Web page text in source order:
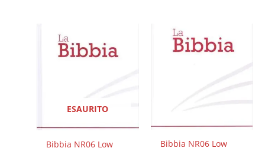
ESAURITO
Bibbia NR06 Low
Bibbia NR06 Low